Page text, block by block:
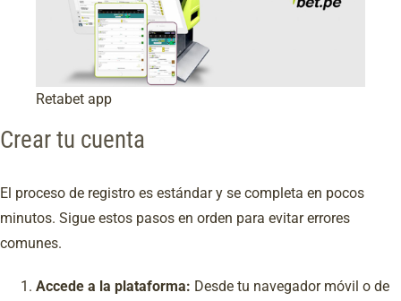
Retabet app
Crear tu cuenta
El proceso de registro es estándar y se completa en pocos
minutos. Sigue estos pasos en orden para evitar errores
comunes.
Accede a la plataforma: Desde tu navegador móvil o de